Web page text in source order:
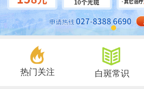
热门关注 白斑常识